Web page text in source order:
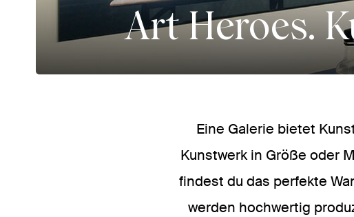
Art Heroes.
Eine Galerie bietet
Kunstwerk in Größe oder
findest du das perfekte
werden hochwertig